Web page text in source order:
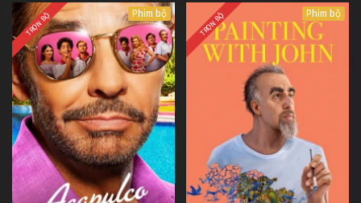
TRỌN BỘ Phim bộ TRỌN BỘ Phim bộ